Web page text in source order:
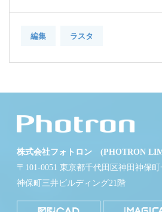
編集 ラスタ
株式会社フォトロン (PHOTRON
〒101-0051 東京都千代田区神田神保
神保町三井ビルディング21階